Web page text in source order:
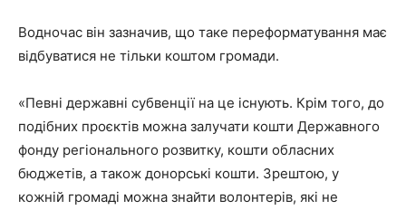
Водночас він зазначив, що таке переформатування має
відбуватися не тільки коштом громади.
«Певні державні субвенції на це існують. Крім того, до
подібних проєктів можна залучати кошти Державного
фонду регіонального розвитку, кошти обласних
бюджетів, а також донорські кошти. Зрештою, у
кожній громаді можна знайти волонтерів, які не